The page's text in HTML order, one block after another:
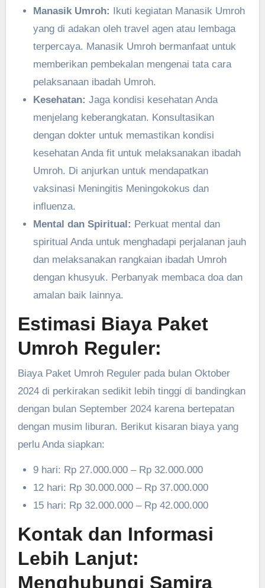
Manasik Umroh: Ikuti kegiatan Manasik Umroh
yang di adakan oleh travel agen atau lembaga
terpercaya. Manasik Umroh bermanfaat untuk
memberikan pembekalan mengenai tata cara
pelaksanaan ibadah Umroh.
Kesehatan: Jaga kondisi kesehatan Anda
menjelang keberangkatan. Konsultasikan
dengan dokter untuk memastikan kondisi
kesehatan Anda fit untuk melaksanakan ibadah
Umroh. Di anjurkan untuk mendapatkan
vaksinasi Meningitis Meningokokus dan
influenza.
Mental dan Spiritual: Perkuat mental dan
spiritual Anda untuk menghadapi perjalanan jauh
dan melaksanakan rangkaian ibadah Umroh
dengan khusyuk. Perbanyak membaca doa dan
amalan baik lainnya.
Estimasi Biaya Paket
Umroh Reguler:
Biaya Paket Umroh Reguler pada bulan Oktober
2024 di perkirakan sedikit lebih tinggi di bandingkan
dengan bulan September 2024 karena bertepatan
dengan musim liburan. Berikut kisaran biaya yang
perlu Anda siapkan:
9 hari: Rp 27.000.000 – Rp 32.000.000
12 hari: Rp 30.000.000 – Rp 37.000.000
15 hari: Rp 32.000.000 – Rp 42.000.000
Kontak dan Informasi
Lebih Lanjut:
Menghubungi Samira